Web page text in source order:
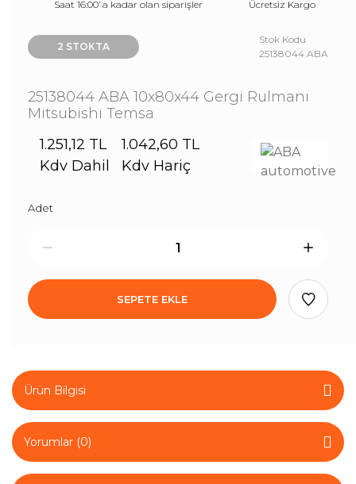
Saat 16:00’ a kadar olan siparişler
Ücretsiz Kargo
2 STOKTA
Stok Kodu
25138044 ABA
25138044 ABA 10x80x44 Gergi Rulmanı
Mitsubishi Temsa
1.251,12 TL
Kdv Dahil
1.042,60 TL
Kdv Hariç
Adet
SEPETE EKLE
Ürün Bilgisi
Yorumlar (0)